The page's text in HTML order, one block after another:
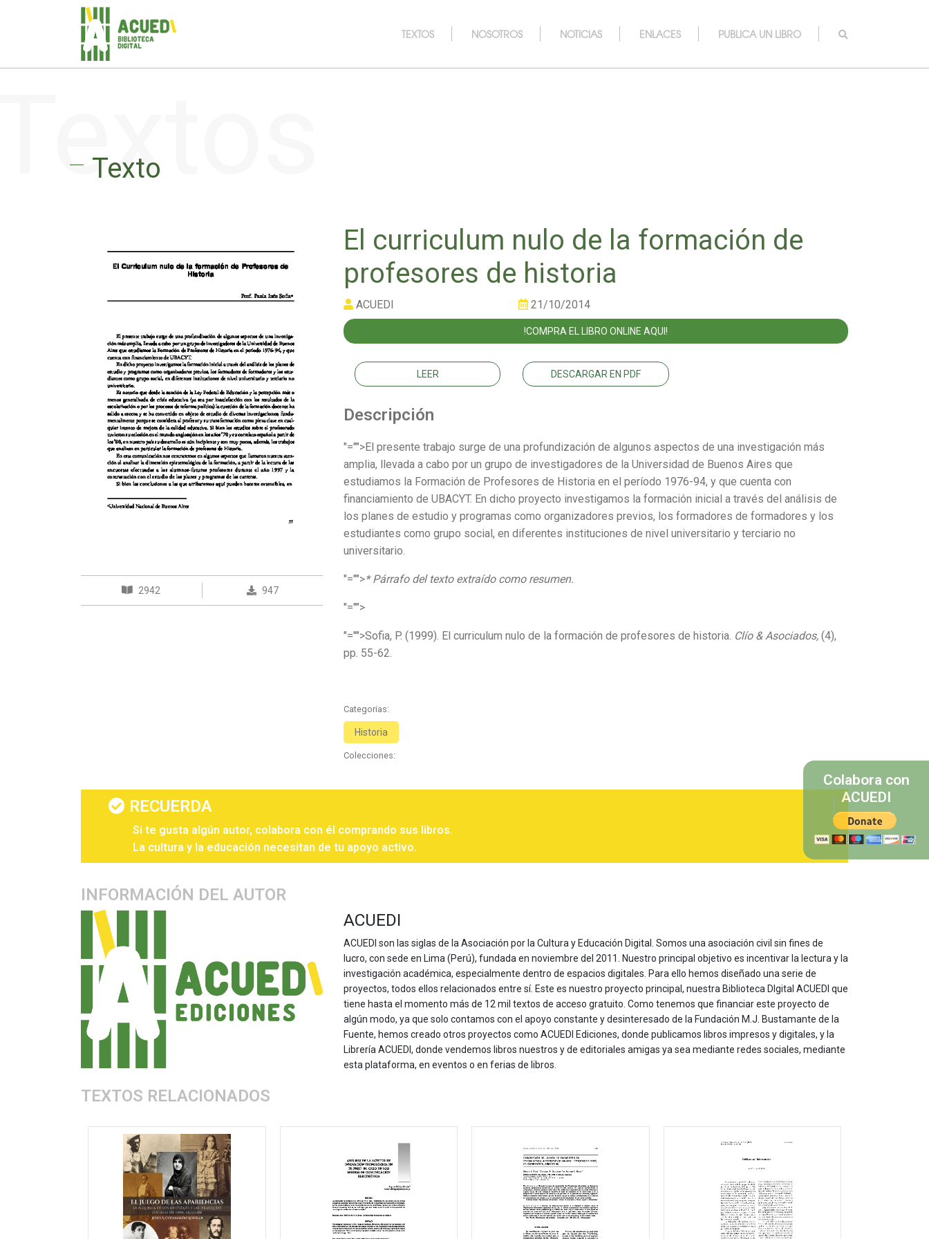
TEXTOS NOSOTROS NOTICIAS ENLACES PUBLICA UN LIBRO
Texto
2942 947
El curriculum nulo de la formación de
profesores de historia
ACUEDI 21/10/2014
!COMPRA EL LIBRO ONLINE AQUI!
LEER DESCARGAR EN PDF
Descripción
"="">El presente trabajo surge de una profundización de algunos aspectos de una investigación más
amplia, llevada a cabo por un grupo de investigadores de la Universidad de Buenos Aires que
estudiamos la Formación de Profesores de Historia en el período 1976-94, y que cuenta con
financiamiento de UBACYT. En dicho proyecto investigamos la formación inicial a través del análisis de
los planes de estudio y programas como organizadores previos, los formadores de formadores y los
estudiantes como grupo social, en diferentes instituciones de nivel universitario y terciario no
universitario.
"="">* Párrafo del texto extraído como resumen.
"="">
"="">Sofia, P. (1999). El curriculum nulo de la formación de profesores de historia. Clío & Asociados, (4),
pp. 55-62.
Categorias:
Historia
Colecciones:
RECUERDA
Si te gusta algún autor, colabora con él comprando sus libros.
La cultura y la educación necesitan de tu apoyo activo.
INFORMACIÓN DEL AUTOR
ACUEDI
ACUEDI son las siglas de la Asociación por la Cultura y Educación Digital. Somos una asociación civil sin fines de
lucro, con sede en Lima (Perú), fundada en noviembre del 2011. Nuestro principal objetivo es incentivar la lectura y la
investigación académica, especialmente dentro de espacios digitales. Para ello hemos diseñado una serie de
proyectos, todos ellos relacionados entre sí. Este es nuestro proyecto principal, nuestra Biblioteca DIgital ACUEDI que
tiene hasta el momento más de 12 mil textos de acceso gratuito. Como tenemos que financiar este proyecto de
algún modo, ya que solo contamos con el apoyo constante y desinteresado de la Fundación M.J. Bustamante de la
Fuente, hemos creado otros proyectos como ACUEDI Ediciones, donde publicamos libros impresos y digitales, y la
Librería ACUEDI, donde vendemos libros nuestros y de editoriales amigas ya sea mediante redes sociales, mediante
esta plataforma, en eventos o en ferias de libros.
TEXTOS RELACIONADOS
Colabora con
ACUEDI